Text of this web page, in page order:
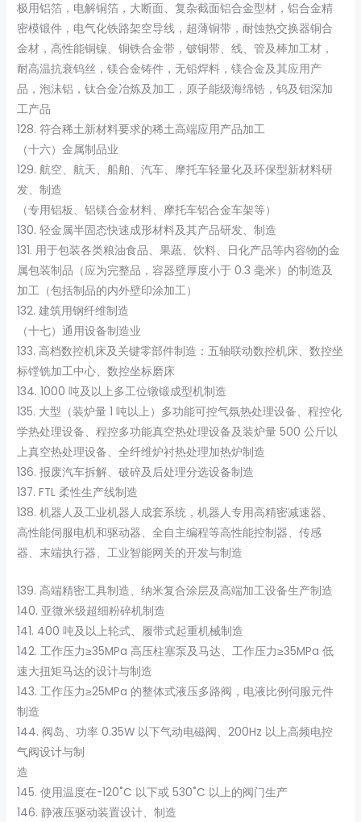
极用铝箔，电解铜箔，大断面、复杂截面铝合金型材，铝合金精
密模锻件，电气化铁路架空导线，超薄铜带，耐蚀热交换器铜合
金材，高性能铜镍、铜铁合金带，铍铜带、线、管及棒加工材，
耐高温抗衰钨丝，镁合金铸件，无铅焊料，镁合金及其应用产
品，泡沫铝，钛合金冶炼及加工，原子能级海绵锆，钨及钼深加
工产品
128. 符合稀土新材料要求的稀土高端应用产品加工
（十六）金属制品业
129. 航空、航天、船舶、汽车、摩托车轻量化及环保型新材料研
发、制造
（专用铝板、铝镁合金材料、摩托车铝合金车架等）
130. 轻金属半固态快速成形材料及其产品研发、制造
131. 用于包装各类粮油食品、果蔬、饮料、日化产品等内容物的金
属包装制品（应为完整品，容器壁厚度小于 0.3 毫米）的制造及
加工（包括制品的内外壁印涂加工）
132. 建筑用钢纤维制造
（十七）通用设备制造业
133. 高档数控机床及关键零部件制造：五轴联动数控机床、数控坐
标镗铣加工中心、数控坐标磨床
134. 1000 吨及以上多工位镦锻成型机制造
135. 大型（装炉量 1 吨以上）多功能可控气氛热处理设备、程控化
学热处理设备、程控多功能真空热处理设备及装炉量 500 公斤以
上真空热处理设备、全纤维炉衬热处理加热炉制造
136. 报废汽车拆解、破碎及后处理分选设备制造
137. FTL 柔性生产线制造
138. 机器人及工业机器人成套系统，机器人专用高精密减速器、
高性能伺服电机和驱动器、全自主编程等高性能控制器、传感
器、末端执行器、工业智能网关的开发与制造
139. 高端精密工具制造、纳米复合涂层及高端加工设备生产制造
140. 亚微米级超细粉碎机制造
141. 400 吨及以上轮式、履带式起重机械制造
142. 工作压力≥35MPa 高压柱塞泵及马达、工作压力≥35MPa 低
速大扭矩马达的设计与制造
143. 工作压力≥25MPa 的整体式液压多路阀，电液比例伺服元件
制造
144. 阀岛、功率 0.35W 以下气动电磁阀、200Hz 以上高频电控
气阀设计与制
造
145. 使用温度在-120˚C 以下或 530˚C 以上的阀门生产
146. 静液压驱动装置设计、制造